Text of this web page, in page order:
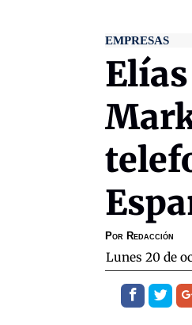
EMPRESAS
Por Redacción
lunes 20 de